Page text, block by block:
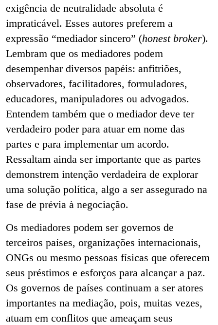
exigência de neutralidade absoluta é
impraticável. Esses autores preferem a
expressão “mediador sincero” (honest broker).
Lembram que os mediadores podem
desempenhar diversos papéis: anfitriões,
observadores, facilitadores, formuladores,
educadores, manipuladores ou advogados.
Entendem também que o mediador deve ter
verdadeiro poder para atuar em nome das
partes e para implementar um acordo.
Ressaltam ainda ser importante que as partes
demonstrem intenção verdadeira de explorar
uma solução política, algo a ser assegurado na
fase de prévia à negociação.
Os mediadores podem ser governos de
terceiros países, organizações internacionais,
ONGs ou mesmo pessoas físicas que oferecem
seus préstimos e esforços para alcançar a paz.
Os governos de países continuam a ser atores
importantes na mediação, pois, muitas vezes,
atuam em conflitos que ameaçam seus